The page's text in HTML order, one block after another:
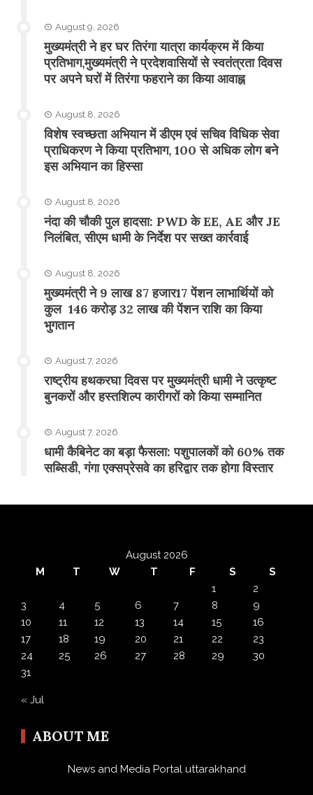
August 9, 2026
मुख्यमंत्री ने हर घर तिरंगा यात्रा कार्यक्रम में किया
प्रतिभाग,मुख्यमंत्री ने प्रदेशवासियों से स्वतंत्रता दिवस
पर अपने घरों में तिरंगा फहराने का किया आवाह्न
August 8, 2026
विशेष स्वच्छता अभियान में डीएम एवं सचिव विधिक सेवा
प्राधिकरण ने किया प्रतिभाग, 100 से अधिक लोग बने
इस अभियान का हिस्सा
August 8, 2026
नंदा की चौकी पुल हादसा: PWD के EE, AE और JE
निलंबित, सीएम धामी के निर्देश पर सख्त कार्रवाई
August 8, 2026
मुख्यमंत्री ने 9 लाख 87 हजार17 पेंशन लाभार्थियों को
कुल 146 करोड़ 32 लाख की पेंशन राशि का किया
भुगतान
August 7, 2026
राष्ट्रीय हथकरघा दिवस पर मुख्यमंत्री धामी ने उत्कृष्ट
बुनकरों और हस्तशिल्प कारीगरों को किया सम्मानित
August 7, 2026
​धामी कैबिनेट का बड़ा फैसला: पशुपालकों को 60% तक
सब्सिडी, गंगा एक्सप्रेसवे का हरिद्वार तक होगा विस्तार
August 2026
M
T W T F S
S
1
2
3
4 5 6 7 8
9
10
11 12 13 14 15
16
17
18 19 20 21 22
23
24
25 26 27 28 29
30
31
« Jul
ABOUT ME
News and Media Portal uttarakhand